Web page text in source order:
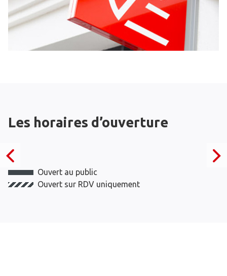
Les horaires d’ouverture
Ouvert au public
Ouvert sur RDV uniquement